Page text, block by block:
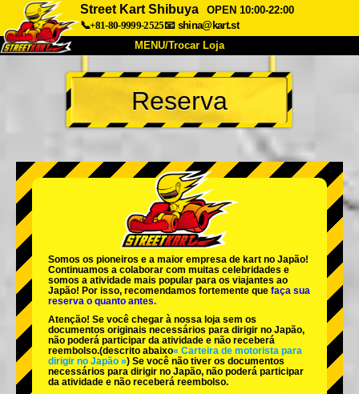
Street Kart Shibuya
OPEN 10:00-22:00
📞+81-80-9999-2525📧 shina@kart.st
MENU/Trocar Loja
INÍCIO
Sobre Especificações Preços
Empresa Reserva
Trocar Loja
Tokyo Shinagawa Tokyo Akihabara#1
Tokyo Akihabara#2
Tokyo Shibuya Annex Tokyo Bay
Tokyo Asakusa Osaka
Okinawa
Reserva
Somos os pioneiros e a maior empresa de kart no Japão!
Continuamos a colaborar com muitas celebridades e
somos a atividade mais popular para os viajantes ao
Japão! Por isso, recomendamos fortemente que faça sua
reserva o quanto antes.
Atenção! Se você chegar à nossa loja sem os
documentos originais necessários para dirigir no Japão,
não poderá participar da atividade e não receberá
reembolso.(descrito abaixo« Carteira de motorista para
dirigir no Japão ») Se você não tiver os documentos
necessários para dirigir no Japão, não poderá participar
da atividade e não receberá reembolso.